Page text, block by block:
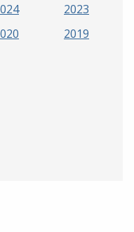
2023
2019